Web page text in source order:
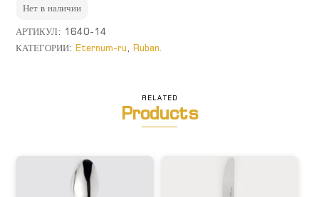
Нет в наличии
АРТИКУЛ: 1640-14
КАТЕГОРИИ:Eternum-ru,Ruban.
RELATED
Products